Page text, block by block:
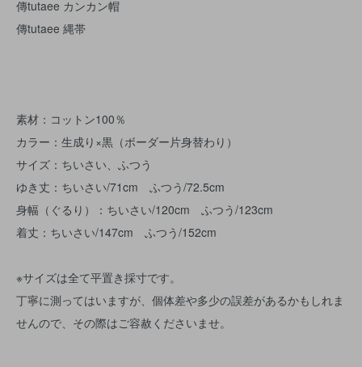
傳tutaee カンカン帽
傳tutaee 縄帯
素材：コットン100％
カラー：生成り×黒（ボーダー片身替わり）
サイズ：ちいさい、ふつう
ゆき丈：ちいさい/71cm ふつう/72.5cm
身幅（ぐるり）：ちいさい/120cm ふつう/123cm
着丈：ちいさい/147cm ふつう/152cm
※サイズは全て平置き採寸です。
丁寧に測ってはいますが、個体差や多少の誤差があるかもしれま
せんので、その際はご容赦くださいませ。